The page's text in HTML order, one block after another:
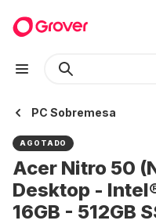
PC Sobremesa
AGOTADO
Acer Nitro 50
Desktop -
16GB - 512GB